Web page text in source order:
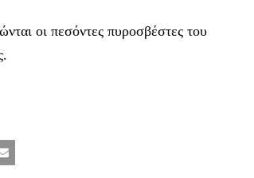
οι πεσόντες πυροσβέστες του